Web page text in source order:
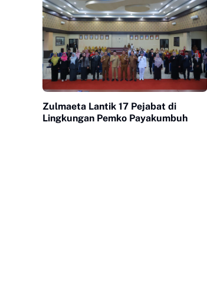
Zulmaeta Lantik 17 Pejabat di
Lingkungan Pemko Payakumbuh